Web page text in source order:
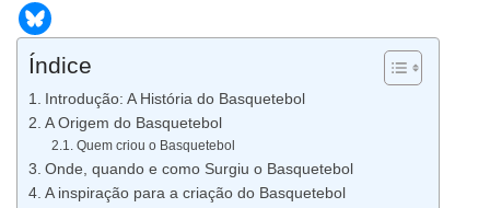
Índice
Introdução: A História do Basquetebol
A Origem do Basquetebol
Quem criou o Basquetebol
Onde, quando e como Surgiu o Basquetebol
A inspiração para a criação do Basquetebol